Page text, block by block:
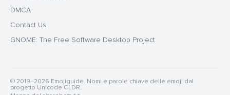
DMCA
Contact Us
GNOME: The Free Software Desktop Project
© 2019–2026 Emojiguide. Nomi e parole chiave delle emoji dal
progetto Unicode CLDR.